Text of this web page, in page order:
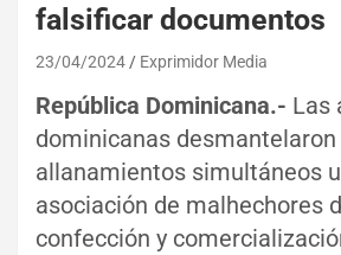
falsificar documentos
23/04/2024 Exprimidor Media
República Dominicana.- Las
dominicanas
allanamientos simultáneos
asociación de malhechores
confección y